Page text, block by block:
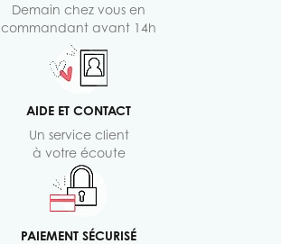
Demain chez vous en
commandant avant 14h
AIDE ET CONTACT
Un service client
à votre écoute
PAIEMENT SÉCURISÉ